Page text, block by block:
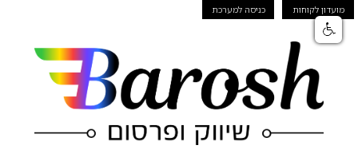
מועדון לקוחות כניסה למערכת